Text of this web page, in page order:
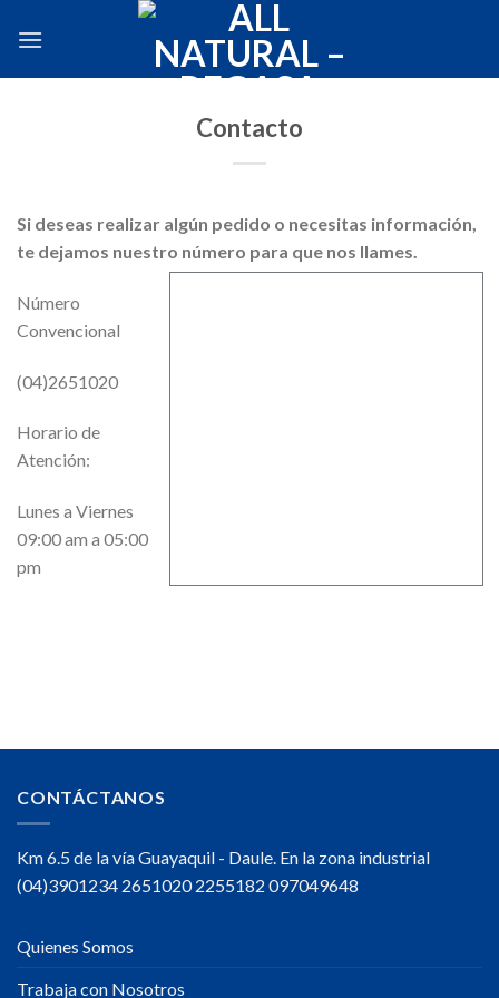
Contacto
Si deseas realizar algún pedido o necesitas información,
te dejamos nuestro número para que nos llames.
Número
Convencional
(04)2651020
Horario de
Atención:
Lunes a Viernes
09:00 am a 05:00
pm
CONTÁCTANOS
Km 6.5 de la vía Guayaquil - Daule. En la zona industrial
(04)3901234 2651020 2255182 097049648
Quienes Somos
Trabaja con Nosotros